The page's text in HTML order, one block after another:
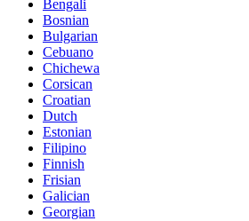
Bengali
Bosnian
Bulgarian
Cebuano
Chichewa
Corsican
Croatian
Dutch
Estonian
Filipino
Finnish
Frisian
Galician
Georgian